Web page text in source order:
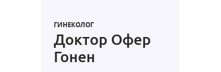
ГИНЕКОЛОГ
Доктор Офер
Гонен